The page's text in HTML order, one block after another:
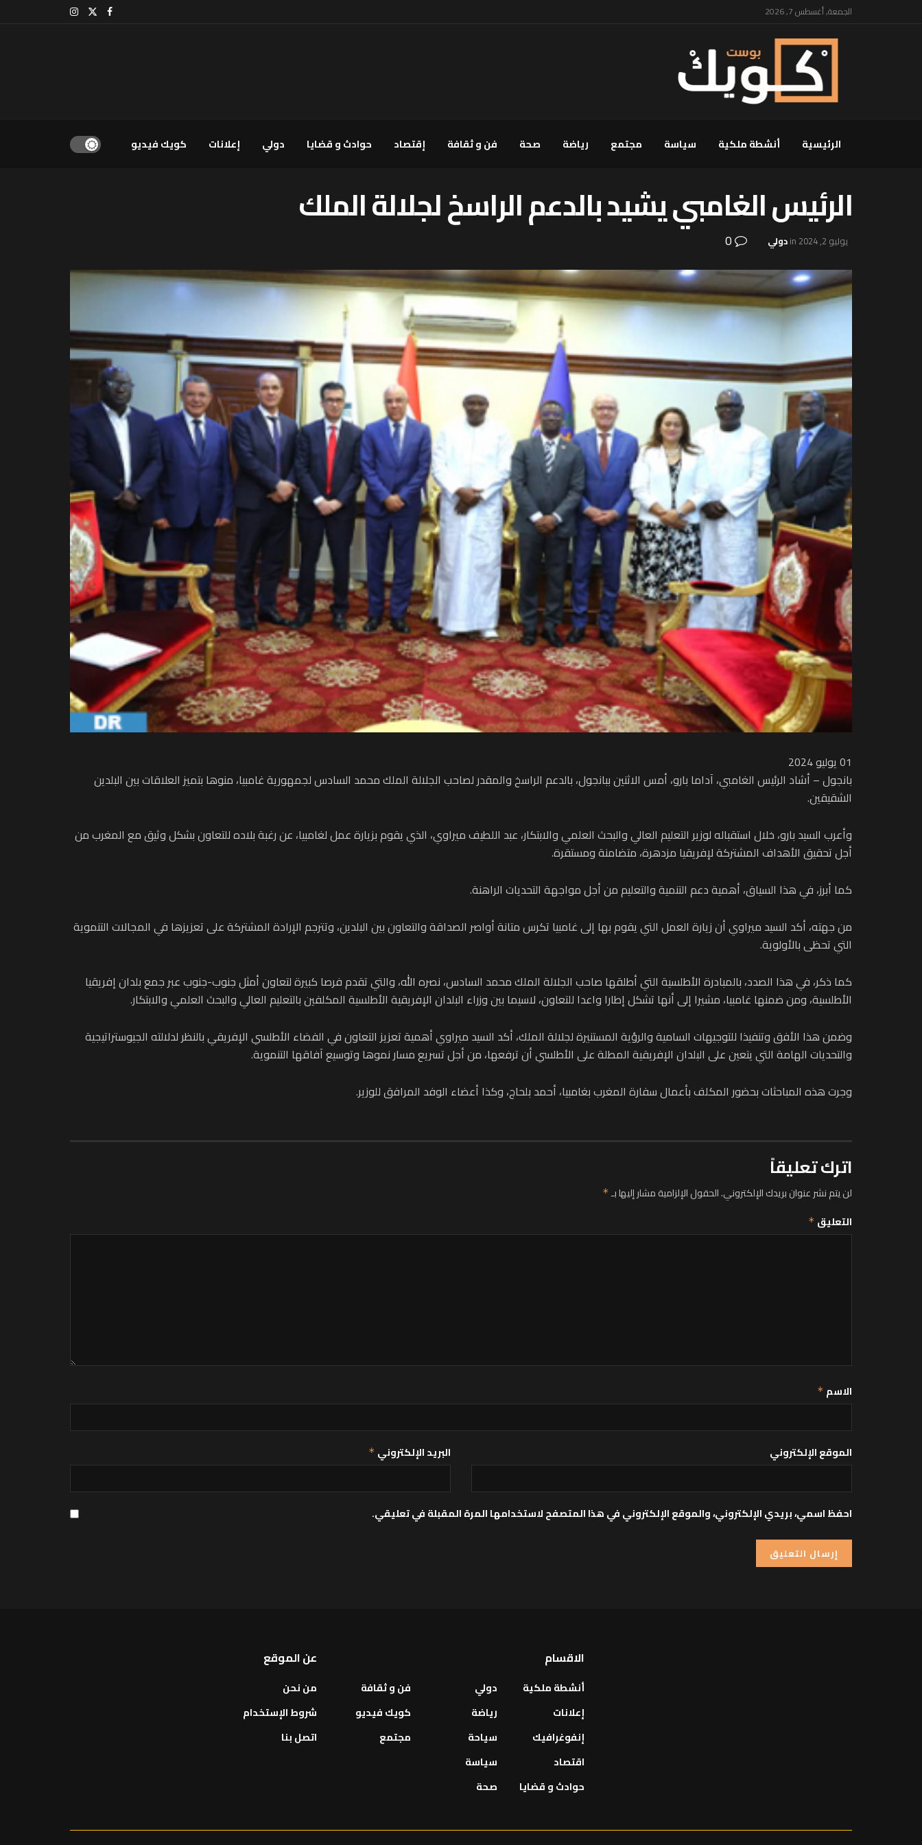
الجمعة, أغسطس 7, 2026
الرئيسية أنشطة ملكية سياسة مجتمع رياضة صحة فن و ثقافة إقتصاد حوادث و قضايا دولي إعلانات كويك فيديو
الرئيس الغامبي يشيد بالدعم الراسخ لجلالة الملك
يوليو 2, 2024 inدولي
01 يوليو 2024
بانجول – أشاد الرئيس الغامبي، آداما بارو، أمس الاثنين ببانجول، بالدعم الراسخ والمقدر لصاحب الجلالة الملك محمد السادس لجمهورية غامبيا، منوها بتميز العلاقات بين البلدين
الشقيقين.
وأعرب السيد بارو، خلال استقباله لوزير التعليم العالي والبحث العلمي والابتكار، عبد اللطيف ميراوي، الذي يقوم بزيارة عمل لغامبيا، عن رغبة بلاده للتعاون بشكل وثيق مع المغرب من
أجل تحقيق الأهداف المشتركة لإفريقيا مزدهرة، متضامنة ومستقرة.
كما أبرز، في هذا السياق، أهمية دعم التنمية والتعليم من أجل مواجهة التحديات الراهنة.
من جهته، أكد السيد ميراوي أن زيارة العمل التي يقوم بها إلى غامبيا تكرس متانة أواصر الصداقة والتعاون بين البلدين، وتترجم الإرادة المشتركة على تعزيزها في المجالات التنموية
التي تحظى بالأولوية.
كما ذكر، في هذا الصدد، بالمبادرة الأطلسية التي أطلقها صاحب الجلالة الملك محمد السادس، نصره الله، والتي تقدم فرصا كبيرة لتعاون أمثل جنوب-جنوب عبر جمع بلدان إفريقيا
الأطلسية، ومن ضمنها غامبيا، مشيرا إلى أنها تشكل إطارا واعدا للتعاون، لاسيما بين وزراء البلدان الإفريقية الأطلسية المكلفين بالتعليم العالي والبحث العلمي والابتكار.
وضمن هذا الأفق وتنفيذا للتوجيهات السامية والرؤية المستنيرة لجلالة الملك، أكد السيد ميراوي أهمية تعزيز التعاون في الفضاء الأطلسي الإفريقي بالنظر لدلالته الجيوستراتيجية
والتحديات الهامة التي يتعين على البلدان الإفريقية المطلة على الأطلسي أن ترفعها، من أجل تسريع مسار نموها وتوسيع آفاقها التنموية.
وجرت هذه المباحثات بحضور المكلف بأعمال سفارة المغرب بغامبيا، أحمد بلحاج، وكذا أعضاء الوفد المرافق للوزير.
اترك تعليقاً
لن يتم نشر عنوان بريدك الإلكتروني.الحقول الإلزامية مشار إليها بـ*
التعليق *
الاسم *
البريد الإلكتروني * الموقع الإلكتروني
احفظ اسمي، بريدي الإلكتروني، والموقع الإلكتروني في هذا المتصفح لاستخدامها المرة المقبلة في تعليقي.
الاقسام
أنشطة ملكية
إعلانات
إنفوغرافيك
اقتصاد
حوادث و قضايا
دولي
رياضة
سياحة
سياسة
صحة
فن و ثقافة
كويك فيديو
مجتمع
عن الموقع
من نحن
شروط الإستخدام
اتصل بنا